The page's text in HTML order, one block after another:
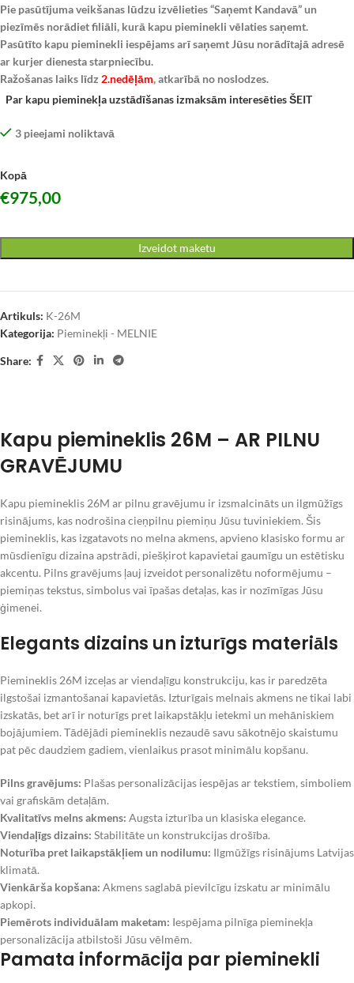
Pie pasūtījuma veikšanas lūdzu izvēlieties “Saņemt Kandavā” un
piezīmēs norādiet filiāli, kurā kapu pieminekli vēlaties saņemt.
Pasūtīto kapu pieminekli iespējams arī saņemt Jūsu norādītajā adresē
ar kurjer dienesta starpniecību.
Ražošanas laiks līdz 2.nedēļām, atkarībā no noslodzes.
Par kapu pieminekļa uzstādīšanas izmaksām interesēties ŠEIT
3 pieejami noliktavā
Kopā
€975,00
Izveidot maketu
Artikuls: K-26M
Kategorija: Pieminekļi - MELNIE
Share:
Kapu piemineklis 26M – AR PILNU
GRAVĒJUMU
Kapu piemineklis 26M ar pilnu gravējumu ir izsmalcināts un ilgmūžīgs
risinājums, kas nodrošina cieņpilnu piemiņu Jūsu tuviniekiem. Šis
piemineklis, kas izgatavots no melna akmens, apvieno klasisko formu ar
mūsdienīgu dizaina apstrādi, piešķirot kapavietai gaumīgu un estētisku
akcentu. Pilns gravējums ļauj izveidot personalizētu noformējumu –
piemiņas tekstus, simbolus vai īpašas detaļas, kas ir nozīmīgas Jūsu
ģimenei.
Elegants dizains un izturīgs materiāls
Piemineklis 26M izceļas ar viendaļīgu konstrukciju, kas ir paredzēta
ilgstošai izmantošanai kapavietās. Izturīgais melnais akmens ne tikai labi
izskatās, bet arī ir noturīgs pret laikapstākļu ietekmi un mehāniskiem
bojājumiem. Tādējādi piemineklis nezaudē savu sākotnējo skaistumu
pat pēc daudziem gadiem, vienlaikus prasot minimālu kopšanu.
Pilns gravējums: Plašas personalizācijas iespējas ar tekstiem, simboliem
vai grafiskām detaļām.
Kvalitatīvs melns akmens: Augsta izturība un klasiska elegance.
Viendaļīgs dizains: Stabilitāte un konstrukcijas drošība.
Noturība pret laikapstākļiem un nodilumu: Ilgmūžīgs risinājums Latvijas
klimatā.
Vienkārša kopšana: Akmens saglabā pievilcīgu izskatu ar minimālu
apkopi.
Piemērots individuālam maketam: Iespējama pilnīga pieminekļa
personalizācija atbilstoši Jūsu vēlmēm.
Pamata informācija par pieminekli